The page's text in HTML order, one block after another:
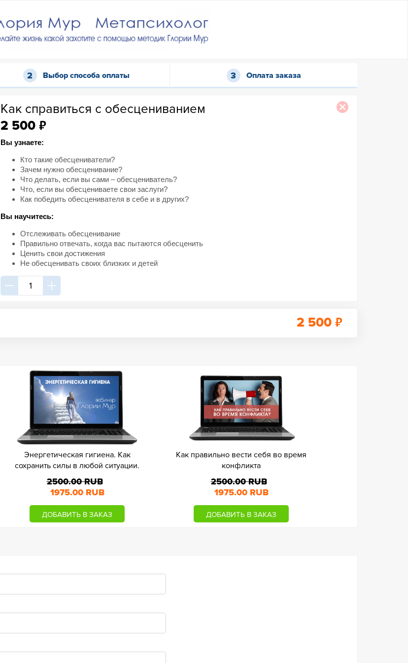
Выбор способа оплаты Оплата заказа
Как справиться с обесцениванием
2 500₽
Вы узнаете:
Кто такие обесцениватели?
Зачем нужно обесценивание?
Что делать, если вы сами – обесцениватель?
Что, если вы обесцениваете свои заслуги?
Как победить обесценивателя в себе и в других?
Вы научитесь:
Отслеживать обесценивание
Правильно отвечать, когда вас пытаются обесценить
Ценить свои достижения
Не обесценивать своих близких и детей
2 500 ₽
Энергетическая гигиена. Как
сохранить силы в любой ситуации.
2500.00 RUB
1975.00 RUB
ДОБАВИТЬ В ЗАКАЗ
Как правильно вести себя во время
конфликта
2500.00 RUB
1975.00 RUB
ДОБАВИТЬ В ЗАКАЗ